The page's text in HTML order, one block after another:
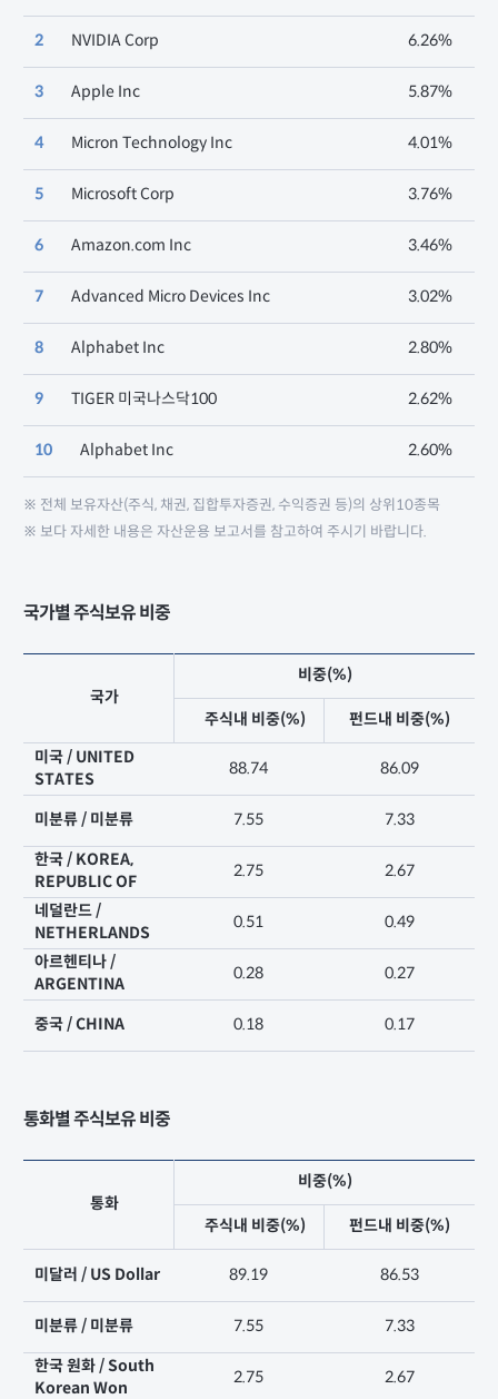
2 NVIDIA Corp 6.26%
3 Apple Inc 5.87%
4 Micron Technology Inc 4.01%
5 Microsoft Corp 3.76%
6 Amazon.com Inc 3.46%
7 Advanced Micro Devices Inc 3.02%
8 Alphabet Inc 2.80%
9 TIGER 미국나스닥100 2.62%
10 Alphabet Inc 2.60%
※ 전체 보유자산(주식, 채권, 집합투자증권, 수익증권 등)의 상위10종목
※ 보다 자세한 내용은 자산운용 보고서를 참고하여 주시기 바랍니다.
국가별 주식보유 비중
국가
비중(%)
주식내 비중(%)
펀드내 비중(%)
미국 / UNITED
STATES
88.74 86.09
미분류 / 미분류 7.55 7.33
한국 / KOREA,
REPUBLIC OF
2.75 2.67
네덜란드 /
NETHERLANDS
0.51 0.49
아르헨티나 /
ARGENTINA
0.28 0.27
중국 / CHINA 0.18 0.17
통화별 주식보유 비중
통화
비중(%)
주식내 비중(%) 펀드내 비중(%)
미달러 / US Dollar 89.19 86.53
미분류 / 미분류 7.55 7.33
한국 원화 / South
Korean Won
2.75 2.67